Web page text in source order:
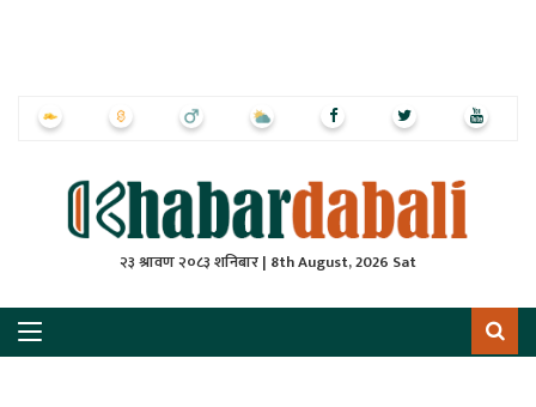
२३ श्रावण २०८३ शनिबार | 8th August, 2026 Sat